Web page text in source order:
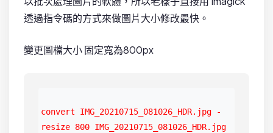
透過指令碼的方式來做圖片大小修改最快。
變更圖檔大小 固定寬為800px
convert IMG_20210715_081026_HDR.jpg -
resize 800 IMG_20210715_081026_HDR.jpg